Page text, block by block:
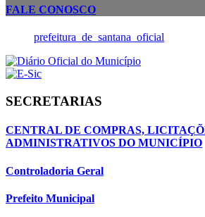
FALE CONOSCO
prefeitura_de_santana_oficial
SECRETARIAS
CENTRAL DE COMPRAS,
ADMINISTRATIVOS DO MUNICÍPIO
Controladoria Geral
Prefeito Municipal